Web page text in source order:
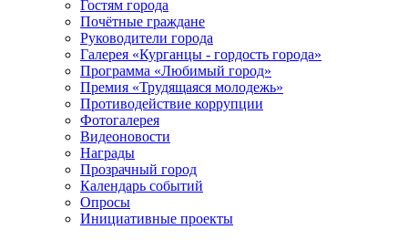
Гостям города
Почётные граждане
Руководители города
Галерея «Курганцы - гордость города»
Программа «Любимый город»
Премия «Трудящаяся молодежь»
Противодействие коррупции
Фотогалерея
Видеоновости
Награды
Прозрачный город
Календарь событий
Опросы
Инициативные проекты